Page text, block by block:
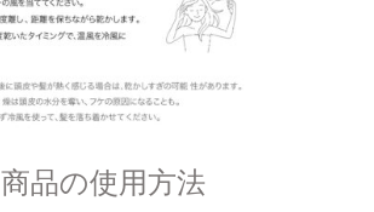
商品の使用方法